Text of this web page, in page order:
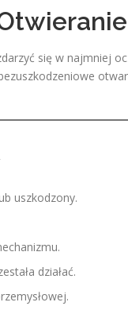
się w najmniej
uszkodzony.
działać.